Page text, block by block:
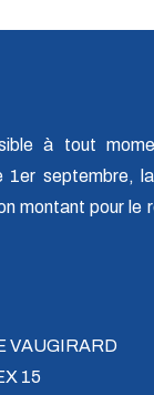
à tout
1er septembre,
montant pour le
VAUGIRARD
15